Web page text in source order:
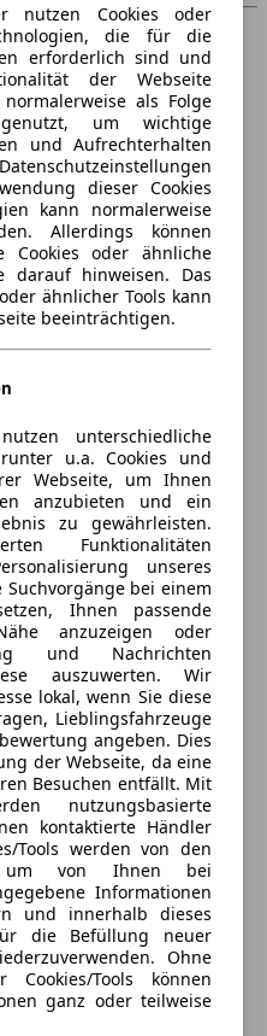
nutzen Cookies oder
die für die
erforderlich sind und
der Webseite
als Folge
um wichtige
und Aufrechterhalten
dieser Cookies
kann normalerweise
Allerdings können
Cookies oder ähnliche
darauf hinweisen. Das
ähnlicher Tools kann
beeinträchtigen.
unterschiedliche
u.a. Cookies und
Webseite, um Ihnen
anzubieten und ein
zu gewährleisten.
Funktionalitäten
unseres
bei einem
Ihnen passende
anzuzeigen oder
und Nachrichten
auszuwerten. Wir
lokal, wenn Sie diese
Lieblingsfahrzeuge
angeben. Dies
der Webseite, da eine
Besuchen entfällt. Mit
nutzungsbasierte
kontaktierte Händler
Tools werden von den
um von Ihnen bei
Informationen
und innerhalb dieses
die Befüllung neuer
Ohne
Tools können
ganz oder teilweise